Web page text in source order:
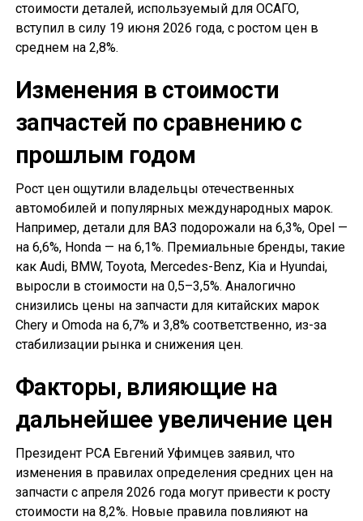
стоимости деталей, используемый для ОСАГО,
вступил в силу 19 июня 2026 года, с ростом цен в
среднем на 2,8%.
Изменения в стоимости
запчастей по сравнению с
прошлым годом
Рост цен ощутили владельцы отечественных
автомобилей и популярных международных марок.
Например, детали для ВАЗ подорожали на 6,3%, Opel —
на 6,6%, Honda — на 6,1%. Премиальные бренды, такие
как Audi, BMW, Toyota, Mercedes-Benz, Kia и Hyundai,
выросли в стоимости на 0,5–3,5%. Аналогично
снизились цены на запчасти для китайских марок
Chery и Omoda на 6,7% и 3,8% соответственно, из-за
стабилизации рынка и снижения цен.
Факторы, влияющие на
дальнейшее увеличение цен
Президент РСА Евгений Уфимцев заявил, что
изменения в правилах определения средних цен на
запчасти с апреля 2026 года могут привести к росту
стоимости на 8,2%. Новые правила повлияют на